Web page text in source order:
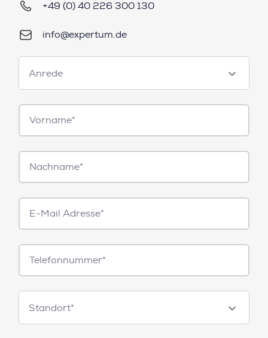
+49 (0) 40 226 300 130
info@expertum.de
Anrede
Anrede
Vorname*
Nachname*
E-
Mail*
Telefonnummer
Standorte
Standort*